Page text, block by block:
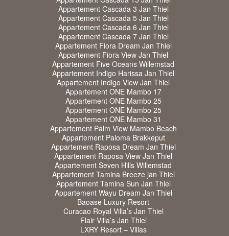
Appartement Cascada 3 Jan Thiel
Appartement Cascada 5 Jan Thiel
Appartement Cascada 6 Jan Thiel
Appartement Cascada 7 Jan Thiel
Appartement Fiora Dream Jan Thiel
Appartement Fiora View Jan Thiel
Appartement Five Oceans Willemstad
Appartement Indigo Harissa Jan Thiel
Appartement Indigo View Jan Thiel
Appartement ONE Mambo 17
Appartement ONE Mambo 25
Appartement ONE Mambo 25
Appartement ONE Mambo 31
Appartement Palm View Mambo Beach
Appartement Paloma Brakkeput
Appartement Raposa Dream Jan Thiel
Appartement Raposa View Jan Thiel
Appartement Seven Hills Willemstad
Appartement Tamina Breeze jan Thiel
Appartement Tamina Sun Jan Thiel
Appartement Wayu Dream Jan Thiel
Baoase Luxury Resort
Curacao Royal Villa’s Jan Thiel
Flair Villa’s Jan Thiel
LXRY Resort – Villas